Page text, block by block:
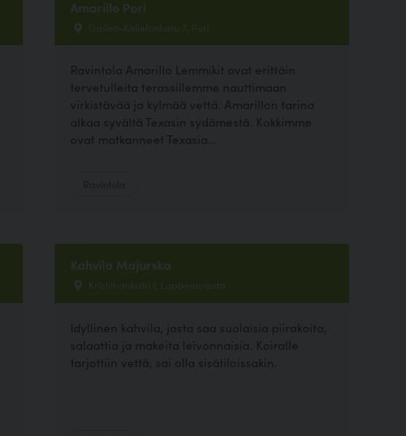
Amarillo Pori
Gallen-Kallelankatu 7, Pori
Ravintola Amarillo Lemmikit ovat erittäin
tervetulleita terassillemme nauttimaan
virkistävää ja kylmää vettä. Amarillon tarina
alkaa syvältä Texasin sydämestä. Kokkimme
ovat matkanneet Texasia...
Kahvila Majurska
Kristiinankatu 1, Lappeenranta
Idyllinen kahvila, josta saa suolaisia piirakoita,
salaattia ja makeita leivonnaisia. Koiralle
tarjottiin vettä, sai olla sisätiloissakin.